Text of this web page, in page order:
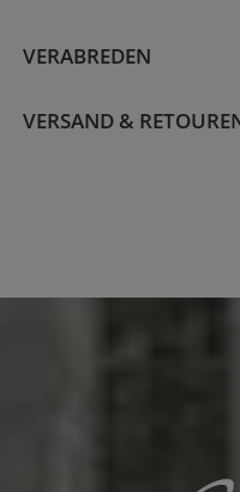
VERABREDEN
VERSAND &